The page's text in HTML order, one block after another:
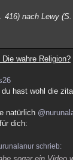
416) nach Lewy
Die wahre Religion?
du hast wohl die
natürlich
dich:
schrieb: